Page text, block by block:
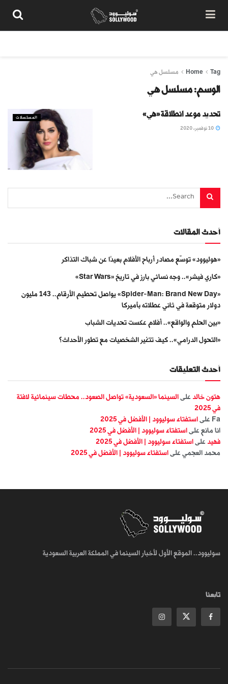
Home Tag مسلسل هي
الوسم:مسلسل هي
المسلسلات تحديد موعد انطلاقة «هي»
أحدث المقالات
«هوليوود» توسّع مصادر أرباح الأفلام بعيدًا عن شباك التذاكر
«كاري فيشر».. وجه نسائي بارز في تاريخ «Star Wars»
«Spider-Man: Brand New Day» يواصل تحطيم الأرقام.. 143 مليون
دولار متوقعة في ثاني عطلاته بأميركا
«بين الحلم والواقع».. أفلام عكست تحديات الشباب
«التحول الدرامي».. كيف تتغير الشخصيات مع تطور الأحداث؟
أحدث التعليقات
هتون خالد على السينما «السعودية» تواصل الصعود.. محطات سينمائية لافتة
في 2025
Fa على استفتاء سوليوود | الأفضل في 2025
انا مانع على استفتاء سوليوود | الأفضل في 2025
فهيد على استفتاء سوليوود | الأفضل في 2025
محمد العجمي على استفتاء سوليوود | الأفضل في 2025
سوليوود.. الموقع الأول لأخبار السينما في المملكة العربية السعودية
تابعنا